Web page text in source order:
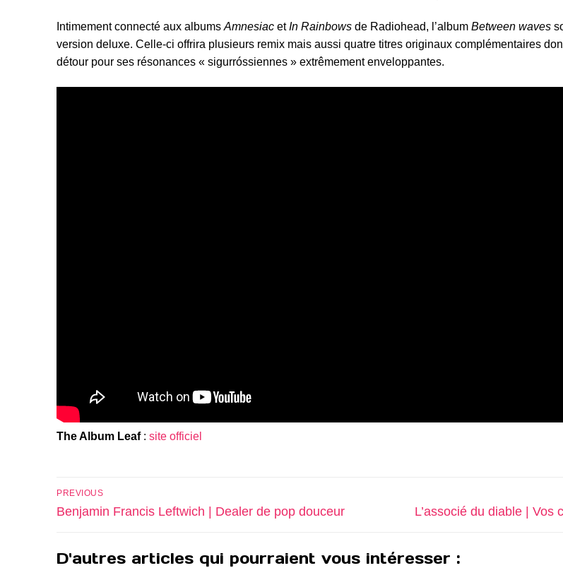
Intimement connecté aux albums Amnesiac etIn Rainbows de Radiohead, l’album Between waves
version deluxe. Celle-ci offrira plusieurs remix mais aussi quatre titres originaux complémentaires
détour pour ses résonances « sigurróssiennes » extrêmement enveloppantes.
The Album Leaf: site officiel
Navigation
de
PREVIOUS
Previous
Benjamin Francis Leftwich | Dealer de pop douceur
Next
L’associé du diable | Vos
D'autres articles qui pourraient vous intéresser :